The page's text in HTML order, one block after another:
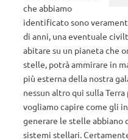
che abbiamo
identificato sono
di anni, una eventuale
abitare su un pianeta che
stelle, potrà ammirare in
più esterna della nostra
nessun altro qui sulla
vogliamo capire come gli
generare le stelle
sistemi stellari.